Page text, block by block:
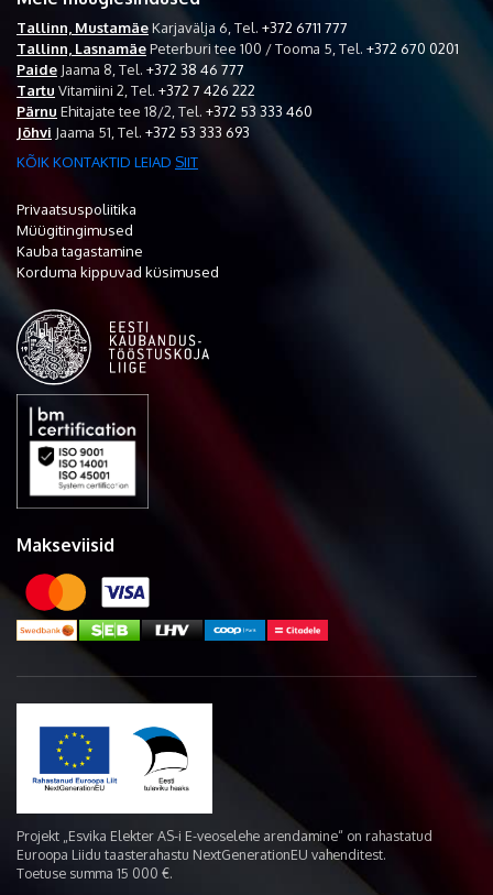
Tallinn, MustamäeKarjavälja 6, Tel. +372 6711 777
Tallinn, LasnamäePeterburi tee 100 / Tooma 5, Tel. +372 670 0201
Paide Jaama 8, Tel. +372 38 46 777
Tartu Vitamiini 2, Tel. +372 7 426 222
Pärnu Ehitajate tee 18/2, Tel. +372 53 333 460
Jõhvi Jaama 51, Tel. +372 53 333 693
KÕIK KONTAKTID LEIAD SIIT
Privaatsuspoliitika
Müügitingimused
Kauba tagastamine
Korduma kippuvad küsimused
Makseviisid
Projekt „Esvika Elekter AS-i E-veoselehe arendamine“ on rahastatud
Euroopa Liidu taasterahastu NextGenerationEU vahenditest.
Toetuse summa 15 000 €.